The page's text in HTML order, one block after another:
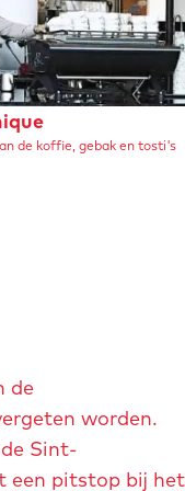
de koffie, gebak en tosti's
de
worden.
Sint-
een pitstop bij het